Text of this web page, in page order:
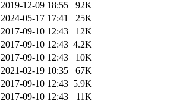
2019-12-09 18:55
92K
2024-05-17 17:41
25K
2017-09-10 12:43
12K
2017-09-10 12:43 4.2K
2017-09-10 12:43
10K
2021-02-19 10:35
67K
2017-09-10 12:43 5.9K
2017-09-10 12:43
11K